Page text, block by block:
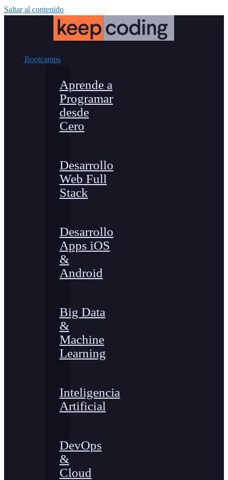
Saltar al contenido
Bootcamps
Aprende a
Programar
desde
Cero
Desarrollo
Web Full
Stack
Desarrollo
Apps iOS
&
Android
Big Data
&
Machine
Learning
Inteligencia
Artificial
DevOps
&
Cloud